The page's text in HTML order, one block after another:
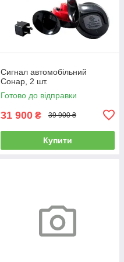
Сигнал автомобільний
Сонар, 2 шт.
Готово до відправки
31 900 ₴ 39 900 ₴
Купити